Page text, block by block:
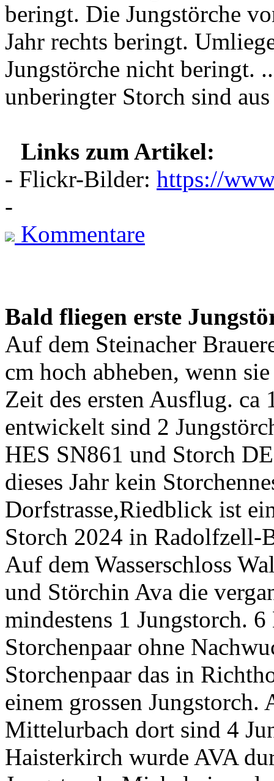
beringt. Die Jungstörche
Jahr rechts beringt.
Jungstörche nicht beringt.
unberingter Storch sind
Links zum Artikel:
- Flickr-Bilder: https://
-
Kommentare
Bald fliegen erste
Auf dem Steinacher
cm hoch abheben, wenn
Zeit des ersten Ausflug. ca
entwickelt sind 2
HES SN861 und Storch
dieses Jahr kein
Dorfstrasse,Riedblick ist
Storch 2024 in Radolfzell-
Auf dem Wasserschloss
und Störchin Ava die
mindestens 1 Jungstorch.
Storchenpaar ohne
Storchenpaar das in
einem grossen
Mittelurbach dort sind 4
Haisterkirch wurde AVA